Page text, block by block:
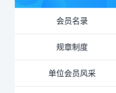
会员名录
规章制度
单位会员风采